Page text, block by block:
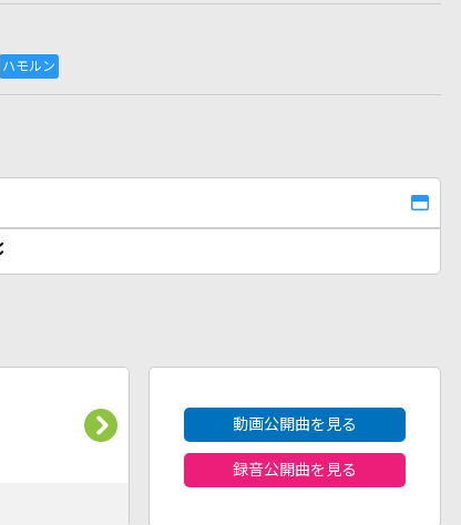
動画公開曲を見る
録音公開曲を見る